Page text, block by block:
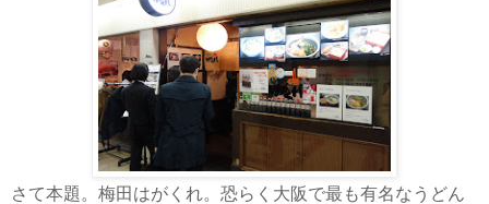
さて本題。梅田はがくれ。恐らく大阪で最も有名なうどん